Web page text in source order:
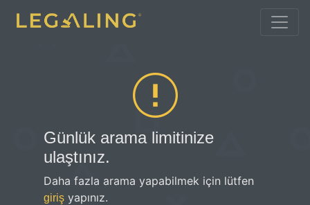
Günlük arama limitinize
ulaştınız.
Daha fazla arama yapabilmek için lütfen
giriş yapınız.